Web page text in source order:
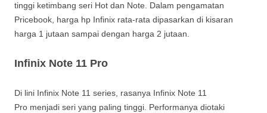
tinggi ketimbang seri Hot dan Note. Dalam pengamatan
Pricebook, harga hp Infinix rata-rata dipasarkan di kisaran
harga 1 jutaan sampai dengan harga 2 jutaan.
Infinix Note 11 Pro
Di lini Infinix Note 11 series, rasanya Infinix Note 11
Pro menjadi seri yang paling tinggi. Performanya diotaki